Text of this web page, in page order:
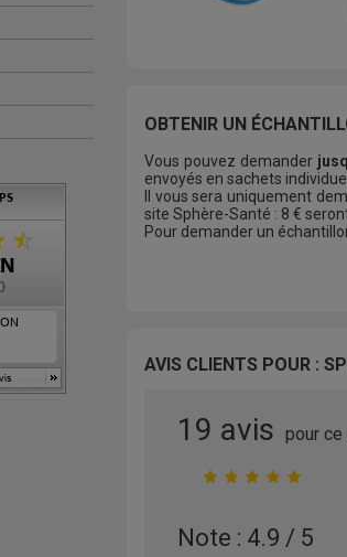
OBTENIR UN
Vous pouvez demander
envoyés en sachets
Il vous sera uniquement
site Sphère-Santé : 8 €
Pour demander un
AVIS CLIENTS POUR :
19 avis pour
Note : 4.9 / 5